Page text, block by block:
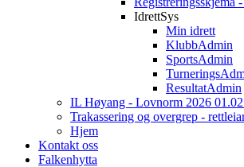
IdrettSys
Min idrett
KlubbAdmin
SportsAdmin
ResultatAdmin
IL Høyang - Lovnorm 2026
Trakassering og overgrep -
Hjem
Kontakt oss
Falkenhytta